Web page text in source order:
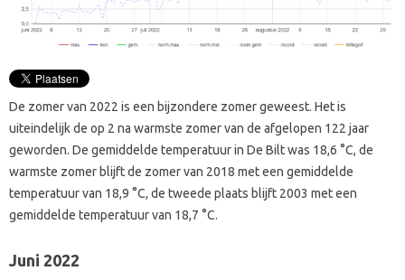
De zomer van 2022 is een bijzondere zomer geweest. Het is
uiteindelijk de op 2 na warmste zomer van de afgelopen 122 jaar
geworden. De gemiddelde temperatuur in De Bilt was 18,6 °C, de
warmste zomer blijft de zomer van 2018 met een gemiddelde
temperatuur van 18,9 °C, de tweede plaats blijft 2003 met een
gemiddelde temperatuur van 18,7 °C.
Juni 2022